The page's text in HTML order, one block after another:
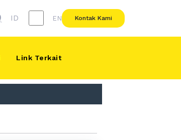
ID EN Kontak Kami
Link Terkait